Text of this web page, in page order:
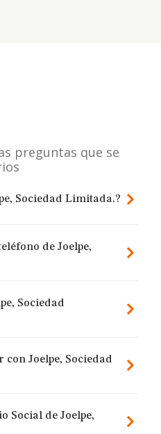
preguntas que se
Sociedad Limitada.?
de Joelpe,
Sociedad
con Joelpe, Sociedad
Social de Joelpe,